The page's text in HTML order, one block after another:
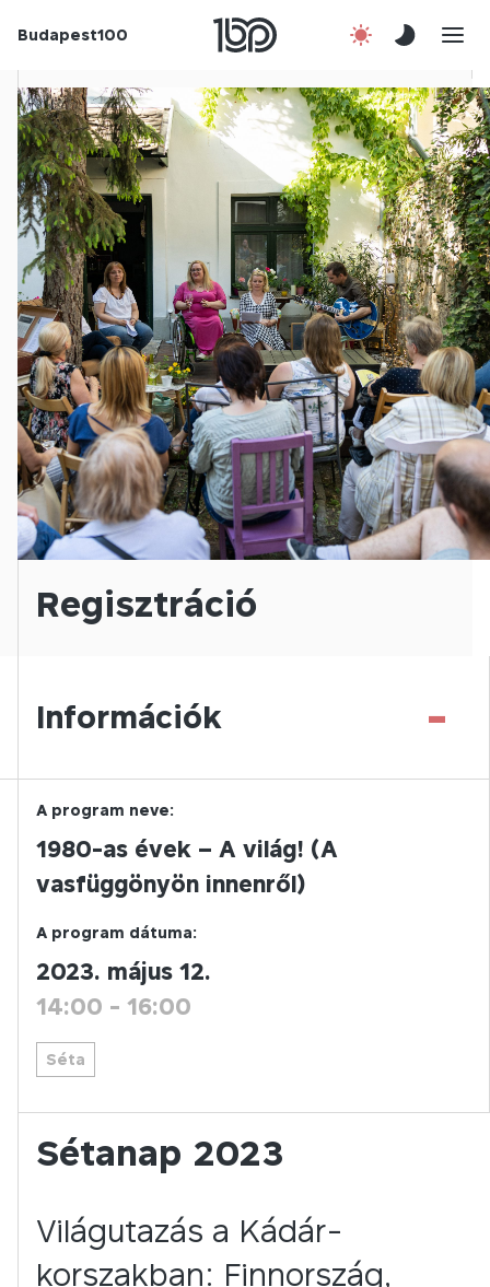
Budapest100
Csatlakozz!
Kapcsolat
En
Regisztráció
Információk -
A program neve:
1980-as évek – A világ! (A
vasfüggönyön innenről)
A program dátuma:
2023. május 12.
14:00 - 16:00
Séta
Sétanap 2023
Világutazás a Kádár-
korszakban: Finnország,